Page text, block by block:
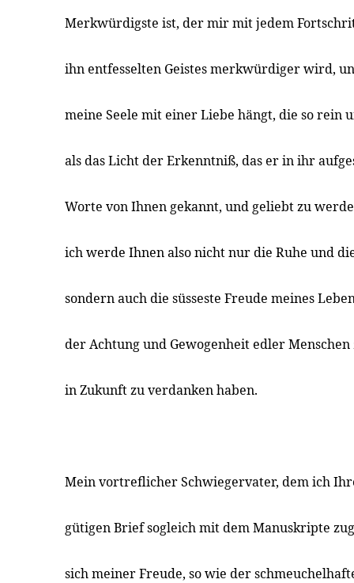
Merkwürdigste ist, der mir mit jedem
ihn entfesselten Geistes merkwürdiger wird,
meine Seele mit einer Liebe hängt, die so rein
als das Licht der Erkenntniß, das er in ihr
Worte von Ihnen gekannt, und geliebt zu
ich werde Ihnen also nicht nur die Ruhe und
sondern auch die süsseste Freude meines
der Achtung und Gewogenheit edler
in Zukunft zu verdanken haben.
Mein vortreflicher Schwiegervater, dem ich
gütigen Brief sogleich mit dem Manuskripte
sich meiner Freude, so wie der